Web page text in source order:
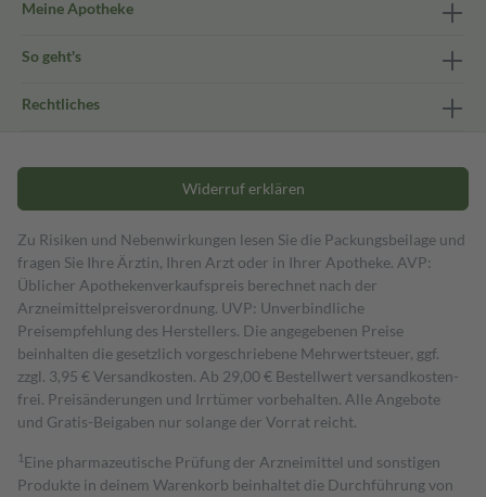
Meine Apotheke
So geht's
Rechtliches
Widerruf erklären
Zu Risiken und Nebenwirkungen lesen Sie die Packungsbeilage und
fragen Sie Ihre Ärztin, Ihren Arzt oder in Ihrer Apotheke. AVP:
Üblicher Apothekenverkaufspreis berechnet nach der
Arzneimittelpreisverordnung. UVP: Unverbindliche
Preisempfehlung des Herstellers. Die angegebenen Preise
beinhalten die gesetzlich vorgeschriebene Mehrwertsteuer, ggf.
zzgl. 3,95 € Versandkosten. Ab 29,00 € Bestell­wert versand­kosten­
frei. Preisänderungen und Irrtümer vorbehalten. Alle Angebote
und Gratis-Beigaben nur solange der Vorrat reicht.
1 Eine pharmazeutische Prüfung der Arzneimittel und sonstigen
Produkte in deinem Warenkorb beinhaltet die Durchführung von